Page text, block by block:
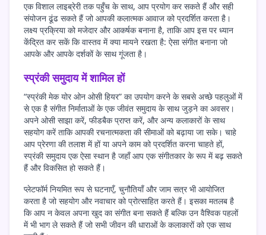
एक विशाल लाइब्रेरी तक पहुँच के साथ, आप प्रयोग कर सकते हैं और सही
संयोजन ढूंढ सकते हैं जो आपकी कलात्मक आवाज को प्रदर्शित करता है।
लक्ष्य प्रक्रिया को मजेदार और आकर्षक बनाना है, ताकि आप इस पर ध्यान
केंद्रित कर सकें कि वास्तव में क्या मायने रखता है: ऐसा संगीत बनाना जो
आपके और आपके दर्शकों के साथ गूंजता है।
स्प्रंकी समुदाय में शामिल हों
“स्प्रंकी मेक योर ओन ओसी हियर” का उपयोग करने के सबसे अच्छे पहलुओं में
से एक है संगीत निर्माताओं के एक जीवंत समुदाय के साथ जुड़ने का अवसर।
अपने ओसी साझा करें, फीडबैक प्राप्त करें, और अन्य कलाकारों के साथ
सहयोग करें ताकि आपकी रचनात्मकता की सीमाओं को बढ़ाया जा सके। चाहे
आप प्रेरणा की तलाश में हों या अपने काम को प्रदर्शित करना चाहते हों,
स्प्रंकी समुदाय एक ऐसा स्थान है जहाँ आप एक संगीतकार के रूप में बढ़ सकते
हैं और विकसित हो सकते हैं।
प्लेटफॉर्म नियमित रूप से घटनाएँ, चुनौतियाँ और जाम सत्र भी आयोजित
करता है जो सहयोग और नवाचार को प्रोत्साहित करते हैं। इसका मतलब है
कि आप न केवल अपना खुद का संगीत बना सकते हैं बल्कि उन वैश्विक पहलों
में भी भाग ले सकते हैं जो सभी जीवन की धाराओं के कलाकारों को एक साथ